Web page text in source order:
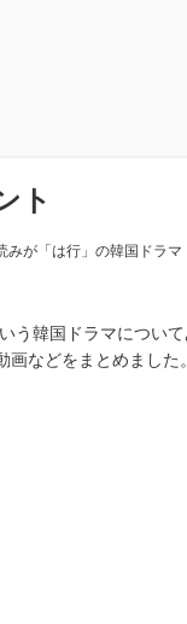
ト
みが「は行」の韓国ドラマ
う韓国ドラマについ
画などをまとめました。